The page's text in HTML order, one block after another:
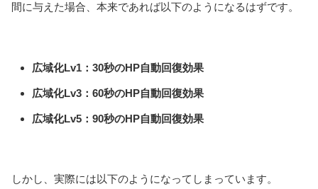
間に与えた場合、本来であれば以下のようになるはずです。
広域化Lv1：30秒のHP自動回復効果
広域化Lv3：60秒のHP自動回復効果
広域化Lv5：90秒のHP自動回復効果
しかし、実際には以下のようになってしまっています。